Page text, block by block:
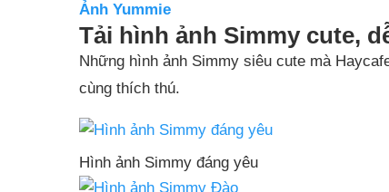
Ảnh Yummie
Tải hình ảnh Simmy cute,
Những hình ảnh Simmy siêu cute mà
cùng thích thú.
Hình ảnh Simmy đáng yêu